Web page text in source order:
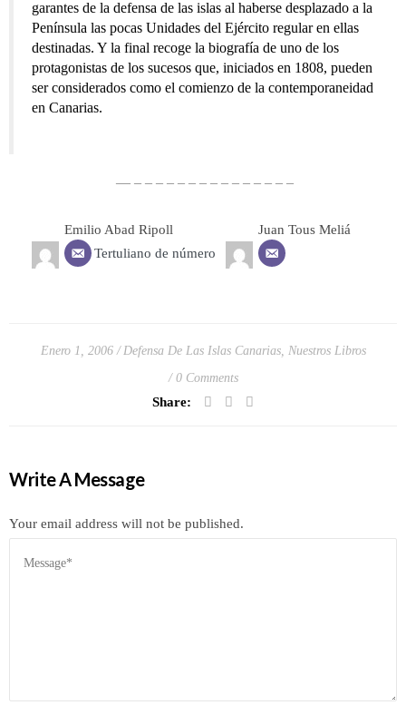
garantes de la defensa de las islas al haberse desplazado a la
Península las pocas Unidades del Ejército regular en ellas
destinadas. Y la final recoge la biografía de uno de los
protagonistas de los sucesos que, iniciados en 1808, pueden
ser considerados como el comienzo de la contemporaneidad
en Canarias.
— – – – – – – – – – – – – – – –
Emilio Abad Ripoll
Tertuliano de número
Juan Tous Meliá
Enero 1, 2006 Defensa De Las Islas Canarias, Nuestros Libros
0 Comments
Share:
Write A Message
Your email address will not be published.